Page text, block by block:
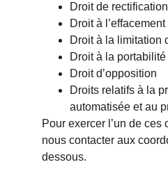
Droit de rectification
Droit à l’effacement
Droit à la limitation
Droit à la
Droit d’opposition
Droits relatifs à la
automatisée et au
Pour exercer l’un de ces
nous contacter aux
dessous.